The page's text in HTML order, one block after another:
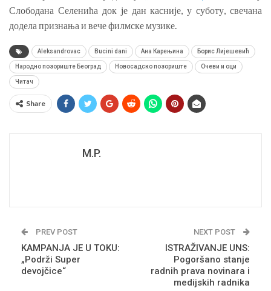
Слободана Селенића док је дан касније, у суботу, свечана
додела признања и вече филмске музике.
Aleksandrovac Bucini dani Ана Карењина Борис Лијешевић
Народно позориште Београд Новосадско позориште Очеви и оци
Читач
Share
M.P.
PREV POST
KAMPANJA JE U TOKU:
„Podrži Super
devojčice“
NEXT POST
ISTRAŽIVANJE UNS:
Pogoršano stanje
radnih prava novinara i
medijskih radnika